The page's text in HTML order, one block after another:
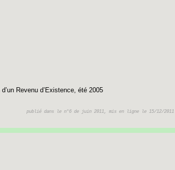
Revenu d’Existence, été 2005
publié dans le n°6 de juin 2011, mis en ligne le 15/12/2011